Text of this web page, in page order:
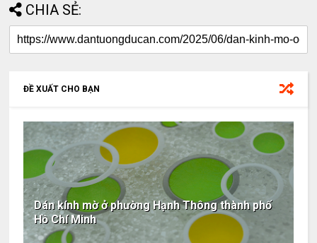
CHIA SẺ:
ĐỀ XUẤT CHO BẠN
Dán kính mờ ở phường Hạnh Thông thành phố
Hồ Chí Minh